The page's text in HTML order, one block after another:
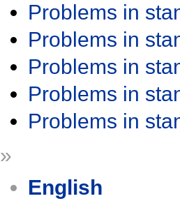
Problems in
Problems in
Problems in
Problems in
Problems in
»
English